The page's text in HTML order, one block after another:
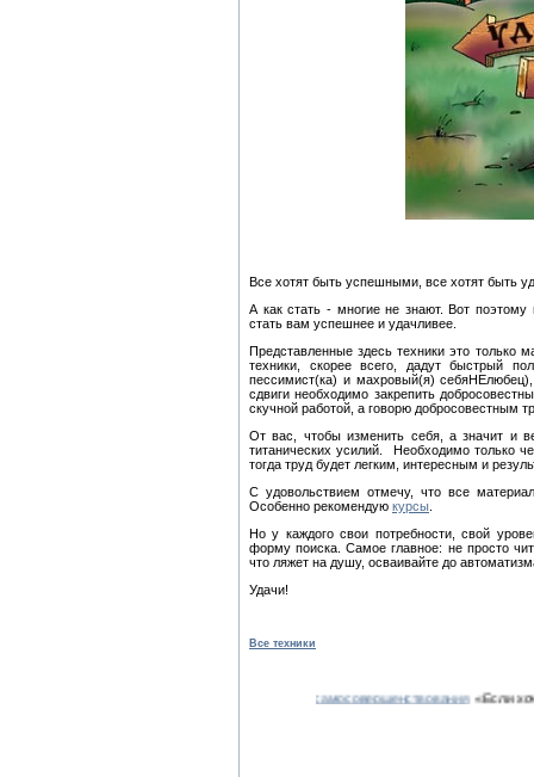
Все хотят быть успешными, все хотят быть
А как стать - многие не знают. Вот
стать вам успешнее и удачливее.
Представленные здесь техники это только
техники, скорее всего, дадут быстрый
пессимист(ка) и махровый(я)
сдвиги необходимо закрепить
скучной работой, а говорю добросовестным
От вас, чтобы изменить себя, а значит и
титанических усилий. Необходимо только
тогда труд будет легким, интересным и
С удовольствием отмечу, что все
Особенно рекомендую курсы
Но у каждого свои потребности, свой
форму поиска. Самое главное: не просто
что ляжет на душу, осваивайте до
Удачи!
Все техники
курс самосовершенствования«Если хочешь